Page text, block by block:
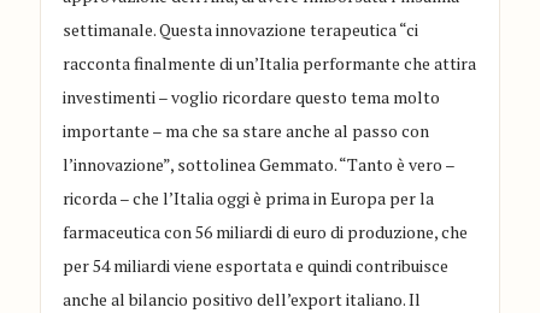
settimanale. Questa innovazione terapeutica “ci
racconta finalmente di un’Italia performante che attira
investimenti – voglio ricordare questo tema molto
importante – ma che sa stare anche al passo con
l’innovazione”, sottolinea Gemmato. “Tanto è vero –
ricorda – che l’Italia oggi è prima in Europa per la
farmaceutica con 56 miliardi di euro di produzione, che
per 54 miliardi viene esportata e quindi contribuisce
anche al bilancio positivo dell’export italiano. Il